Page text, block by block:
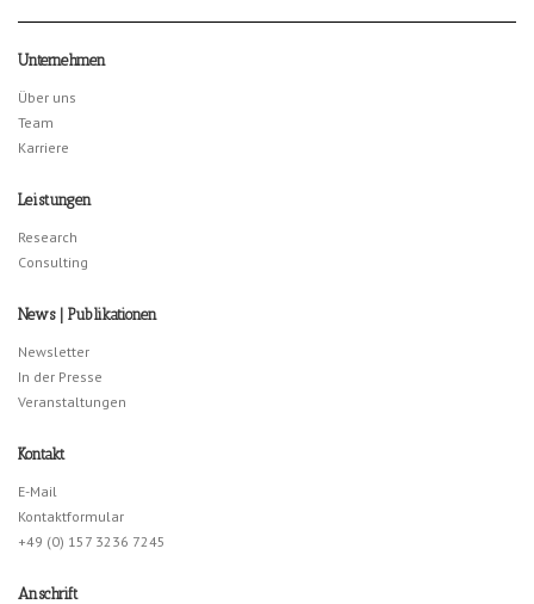
Unternehmen
Über uns
Team
Karriere
Leistungen
Research
Consulting
News | Publikationen
Newsletter
In der Presse
Veranstaltungen
Kontakt
E-Mail
Kontaktformular
+49 (0) 157 3236 7245
Anschrift